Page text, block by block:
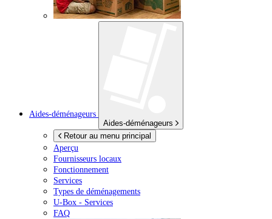
Aides-déménageurs
Aides-déménageurs
Retour au menu principal
Aperçu
Fournisseurs locaux
Fonctionnement
Services
Types de déménagements
U-Box - Services
FAQ